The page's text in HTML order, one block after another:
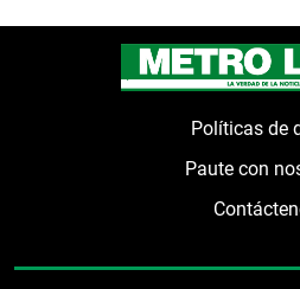
Políticas de
Paute con